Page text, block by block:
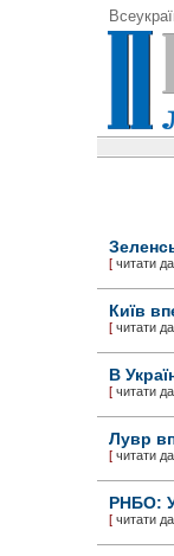
[ читати
Київ
[ читати
В
[ читати
Лувр
[ читати
РНБО:
[ читати